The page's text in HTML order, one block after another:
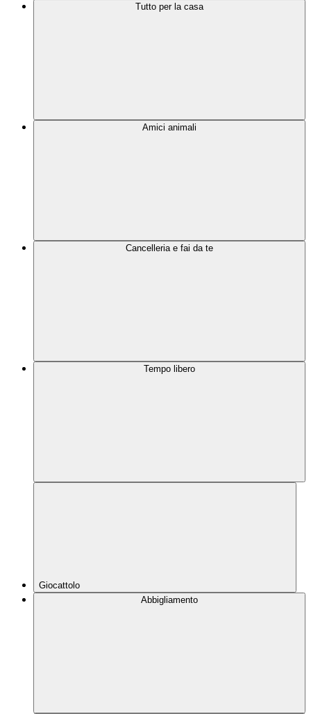
Tutto per la casa
Amici animali
Cancelleria e fai da te
Tempo libero
Giocattolo
Abbigliamento